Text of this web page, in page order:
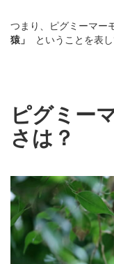
つまり、ピグミーマー
猿」 ということを表し
ピグミー
さは？